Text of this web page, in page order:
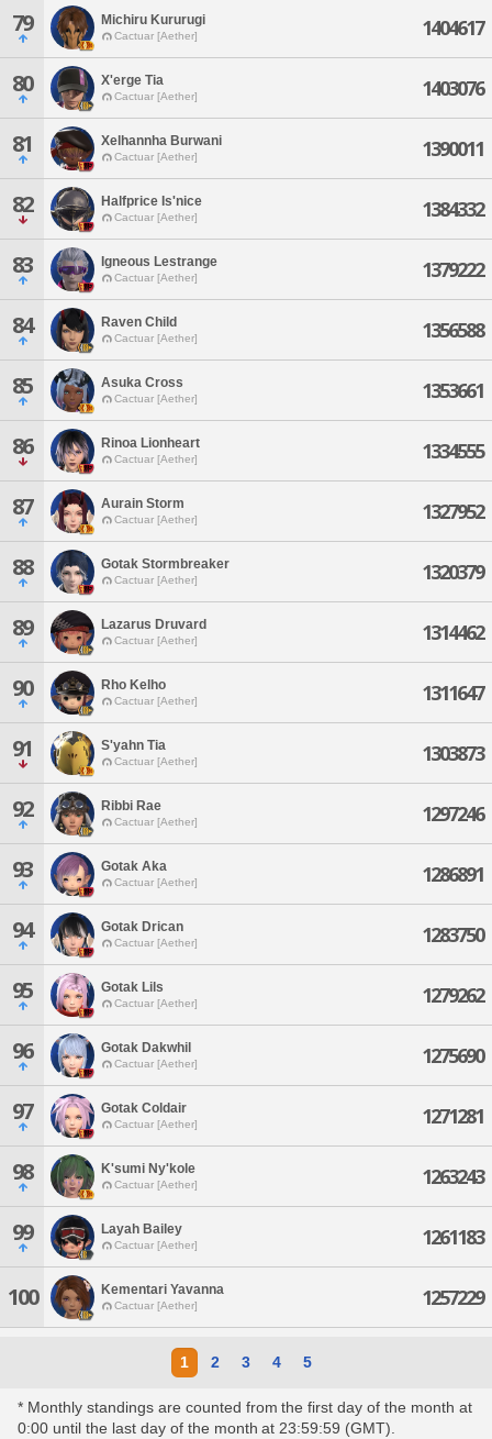
79 Michiru Kururugi
Cactuar [Aether] 1404617
80 X'erge Tia
Cactuar [Aether] 1403076
81 Xelhannha Burwani
Cactuar [Aether] 1390011
82 Halfprice Is'nice
Cactuar [Aether] 1384332
83 Igneous Lestrange
Cactuar [Aether] 1379222
84 Raven Child
Cactuar [Aether] 1356588
85 Asuka Cross
Cactuar [Aether] 1353661
86 Rinoa Lionheart
Cactuar [Aether] 1334555
87 Aurain Storm
Cactuar [Aether] 1327952
88 Gotak Stormbreaker
Cactuar [Aether] 1320379
89 Lazarus Druvard
Cactuar [Aether] 1314462
90 Rho Kelho
Cactuar [Aether] 1311647
91 S'yahn Tia
Cactuar [Aether] 1303873
92 Ribbi Rae
Cactuar [Aether] 1297246
93 Gotak Aka
Cactuar [Aether] 1286891
94 Gotak Drican
Cactuar [Aether] 1283750
95 Gotak Lils
Cactuar [Aether] 1279262
96 Gotak Dakwhil
Cactuar [Aether] 1275690
97 Gotak Coldair
Cactuar [Aether] 1271281
98 K'sumi Ny'kole
Cactuar [Aether] 1263243
99 Layah Bailey
Cactuar [Aether] 1261183
100 Kementari Yavanna
Cactuar [Aether] 1257229
1 2 3 4 5
* Monthly standings are counted from the first day of the month at
0:00 until the last day of the month at 23:59:59 (GMT).